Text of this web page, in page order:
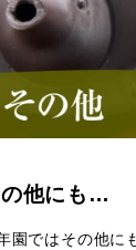
他にも…
園ではその他に